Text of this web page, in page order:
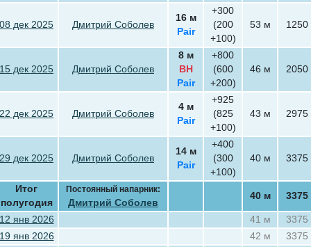
08 дек 2025 Дмитрий Соболев
16 м
Pair
+300
(200
+100)
53 м 1250
15 дек 2025 Дмитрий Соболев
8 м
BH
Pair
+800
(600
+200)
46 м 2050
22 дек 2025 Дмитрий Соболев
4 м
Pair
+925
(825
+100)
43 м 2975
29 дек 2025 Дмитрий Соболев
14 м
Pair
+400
(300
+100)
40 м 3375
Итог
полугодия
Постоянный напарник:
Дмитрий Соболев
40 м 3375
янв 2026 41 м
3375
янв 2026
42 м
3375